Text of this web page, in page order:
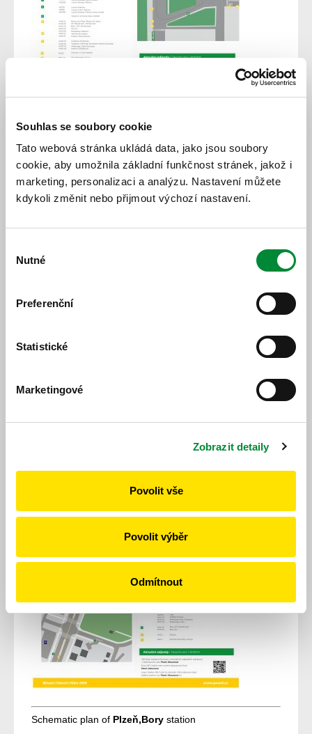
Souhlas se soubory cookie
Tato webová stránka ukládá data, jako jsou soubory
cookie, aby umožnila základní funkčnost stránek, jakož i
marketing, personalizaci a analýzu. Nastavení můžete
kdykoli změnit nebo přijmout výchozí nastavení.
souhlasu
Nutné
Preferenční
Statistické
Marketingové
Zobrazit detaily
Povolit vše
Povolit výběr
Odmítnout
Schematic plan ofPilsen central bus station (CAN)
Schematic plan of Plzeň,Bory station